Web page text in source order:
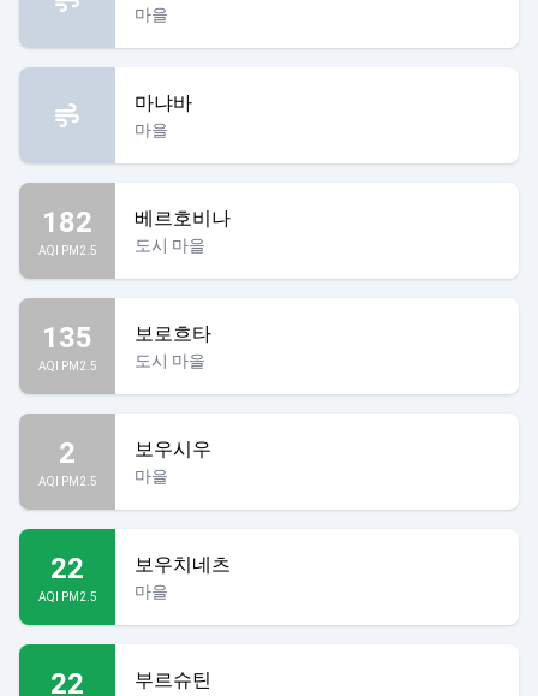
마을
마냐바
마을
182
AQI PM2.5
베르호비나
도시 마을
135
AQI PM2.5
보로흐타
도시 마을
2
AQI PM2.5
보우시우
마을
22
AQI PM2.5
보우치네츠
마을
22 부르슈틴